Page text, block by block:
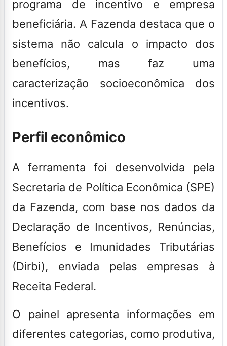
programa de incentivo e empresa
beneficiária. A Fazenda destaca que o
sistema não calcula o impacto dos
benefícios, mas faz uma
caracterização socioeconômica dos
incentivos.
Perfil econômico
A ferramenta foi desenvolvida pela
Secretaria de Política Econômica (SPE)
da Fazenda, com base nos dados da
Declaração de Incentivos, Renúncias,
Benefícios e Imunidades Tributárias
(Dirbi), enviada pelas empresas à
Receita Federal.
O painel apresenta informações em
diferentes categorias, como produtiva,